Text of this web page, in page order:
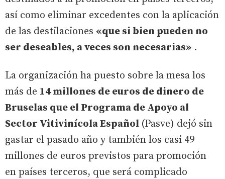
así como eliminar excedentes con la aplicación
de las destilaciones «que si bien pueden no
ser deseables, a veces son necesarias» .
La organización ha puesto sobre la mesa los
más de 14 millones de euros de dinero de
Bruselas que el Programa de Apoyo al
Sector Vitivinícola Español (Pasve) dejó sin
gastar el pasado año y también los casi 49
millones de euros previstos para promoción
en países terceros, que será complicado